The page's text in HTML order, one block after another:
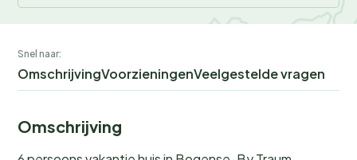
Snel naar:
OmschrijvingVoorzieningenVeelgestelde vragen
Omschrijving